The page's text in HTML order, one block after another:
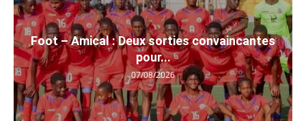
Foot – Amical : Deux sorties convaincantes
pour...
07/08/2026